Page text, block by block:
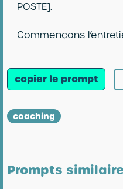
POSTE].
Commençons
copier le prompt
coaching
Prompts